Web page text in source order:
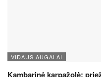
VIDAUS AUGALAI
Kambarinė karpažolė: